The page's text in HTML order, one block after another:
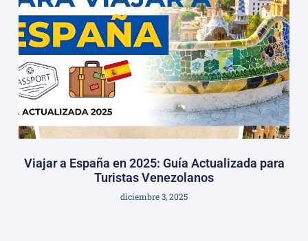
Viajar a España en 2025: Guía Actualizada para
Turistas Venezolanos
diciembre 3, 2025